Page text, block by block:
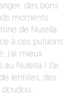
des bons
moments
de Nutella
à ces pulsions
j’ai mieux
Nutella ! J’ai
lentilles, des
doudou,